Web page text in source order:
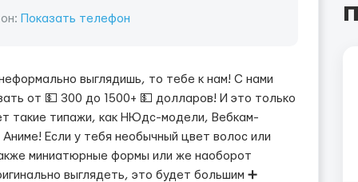
Показать телефон
выглядишь, то тебе к нам! С нами
от 💵 300 до 1500+ 💵 долларов! И это только
такие типажи, как НЮдс-модели, Вебкам-
Если у тебя необычный цвет волос или
миниатюрные формы или же наоборот
выглядеть, это будет большим ➕